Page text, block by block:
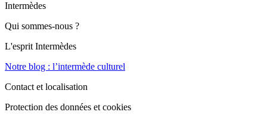
Intermèdes
Qui sommes-nous ?
L'esprit Intermèdes
Notre blog : l’intermède culturel
Contact et localisation
Protection des données et cookies